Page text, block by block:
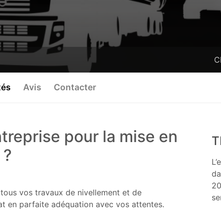
Avis Contacter
pour la mise en
vos travaux de nivellement et de
en parfaite adéquation avec vos attentes.